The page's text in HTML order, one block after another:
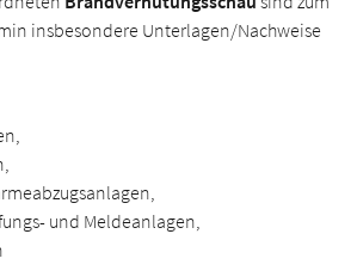
insbesondere Unterlagen/Nachweise
und Meldeanlagen,